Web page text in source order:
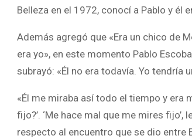
Belleza en el 1972, conocí a Pablo y él
Además agregó que «Era un chico de
era yo», en este momento Pablo
subrayó: «Él no era todavía. Yo tendría
«Él me miraba así todo el tiempo y era
fijo?’. ‘Me hace mal que me mires
respecto al encuentro que se dio entre